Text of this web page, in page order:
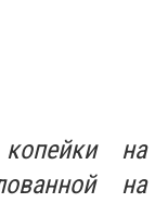
на
на